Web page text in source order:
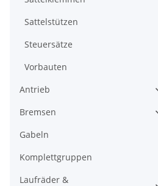
Sattelstützen
Steuersätze
Vorbauten
Antrieb
Bremsen
Gabeln
Komplettgruppen
Laufräder &